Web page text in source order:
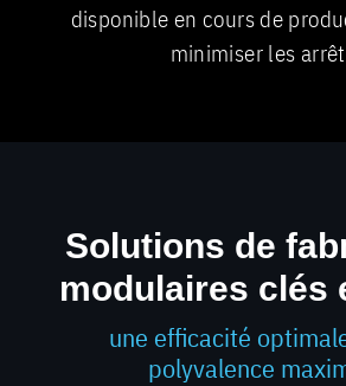
disponible en cours de
minimiser les
Solutions de
modulaires clés
une efficacité
polyvalence